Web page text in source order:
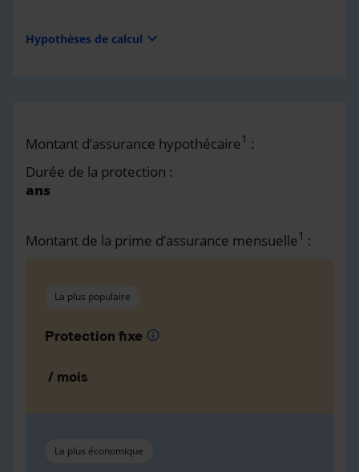
Hypothèses de calcul expand_more
Montant d’assurance hypothécaire1 :
Durée de la protection :
ans
Montant de la prime d’assurance mensuelle1 :
La plus populaire
Protection fixe info
/ mois
La plus économique